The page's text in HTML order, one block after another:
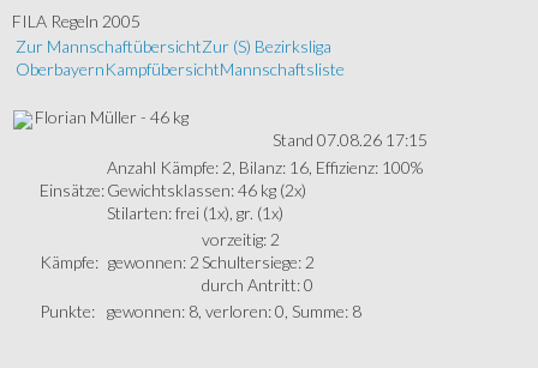
FILA Regeln 2005
Zur MannschaftübersichtZur (S) Bezirksliga
OberbayernKampfübersichtMannschaftsliste
Florian Müller - 46 kg
Stand 07.08.26 17:15
Einsätze:
Anzahl Kämpfe: 2, Bilanz: 16, Effizienz: 100%
Gewichtsklassen: 46 kg (2x)
Stilarten: frei (1x), gr. (1x)
Kämpfe: gewonnen: 2
vorzeitig: 2
Schultersiege: 2
durch Antritt: 0
Punkte: gewonnen: 8, verloren: 0, Summe: 8